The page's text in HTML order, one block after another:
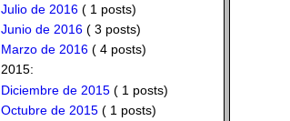
Julio de 2016( 1 posts)
Junio de 2016( 3 posts)
Marzo de 2016( 4 posts)
2015:
Diciembre de 2015( 1 posts)
Octubre de 2015( 1 posts)